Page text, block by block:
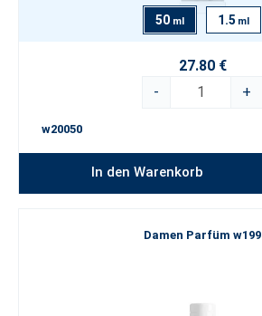
50 ml 1.5 ml
27.80 €
-
+
w20050
In den Warenkorb
Damen Parfüm w199